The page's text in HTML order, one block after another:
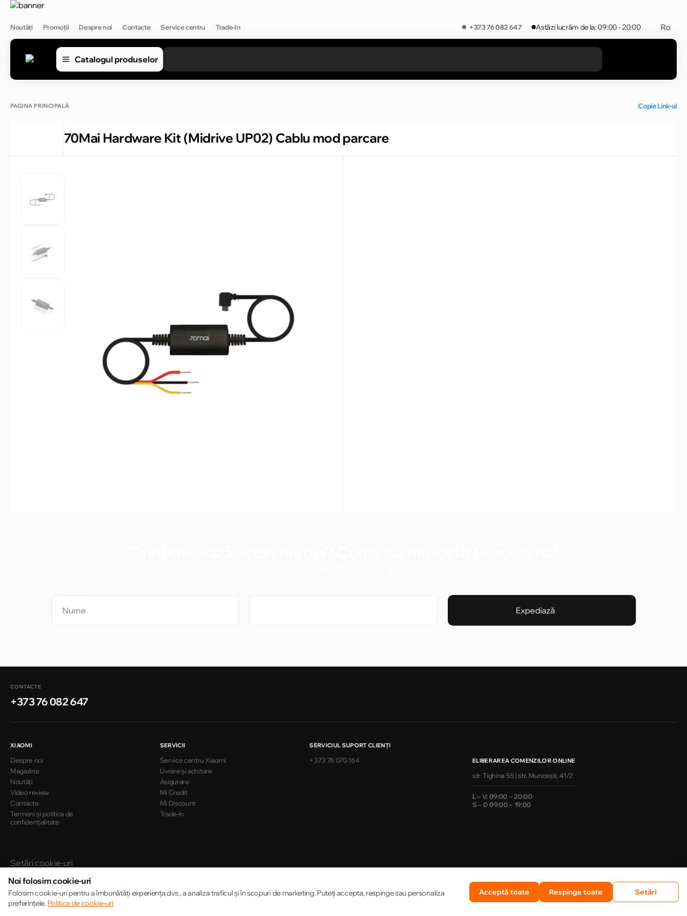
Noutăți Promoții Despre noi Contacte Service centru Trade-In +373 76 082 647 Astăzi lucrăm de la: 09:00 - 20:00 Ro
Catalogul produselor
PAGINA PRINCIPALĂ Copie Link-ul
70Mai Hardware Kit (Midrive UP02) Cablu mod parcare
Expediază
CONTACTE
+373 76 082 647
XIAOMI
Despre noi
Magazine
Noutăți
Video review
Contacte
Termeni și politica de
confidențialitate
SERVICII
Service centru Xiaomi
Livrare și achitare
Asigurare
Mi Credit
Mi Discount
Trade-In
SERVICIUL SUPORT CLIENŢI
+373 76 070 164 ELIBERAREA COMENZILOR ONLINE
str. Tighina 55 | str. Muncești, 41/2
L – V: 09:00 – 20:00
S – D 09:00 – 19:00
Setări cookie-uri
Politica de cookie-uri
© 2013 – 2026 ECOM
Noi folosim cookie-uri
Folosim cookie-uri pentru a îmbunătăți experiența dvs., a analiza traficul și în scopuri de marketing. Puteți accepta, respinge sau personaliza
preferințele. Politica de cookie-uri
Acceptă toate Respinge toate Setări